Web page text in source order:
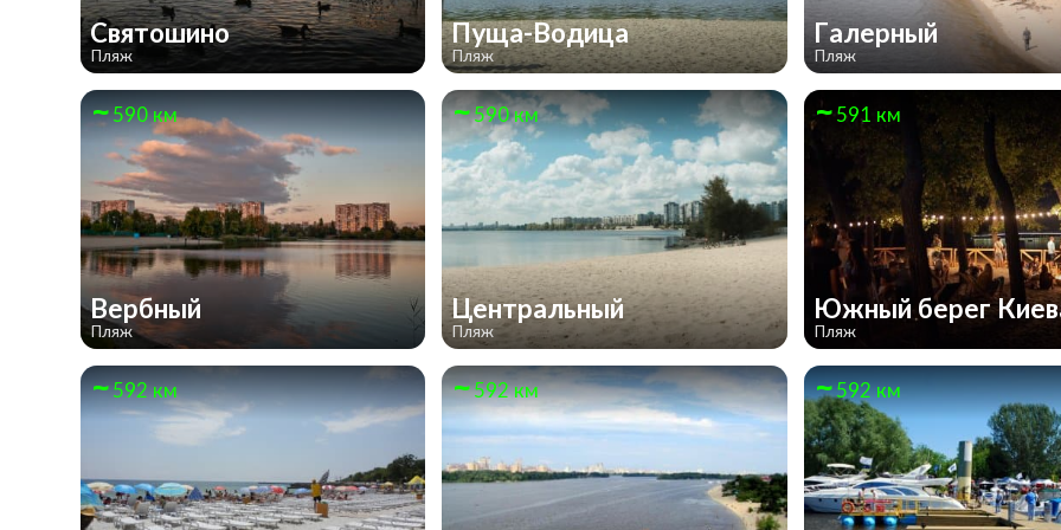
Святошино
Пляж
Пуща-Водица
Пляж
Галерный
Пляж
590 км
Вербный
Пляж
590 км
Центральный
Пляж
591 км
Южный берег
Пляж
592 км 592 км 592 км